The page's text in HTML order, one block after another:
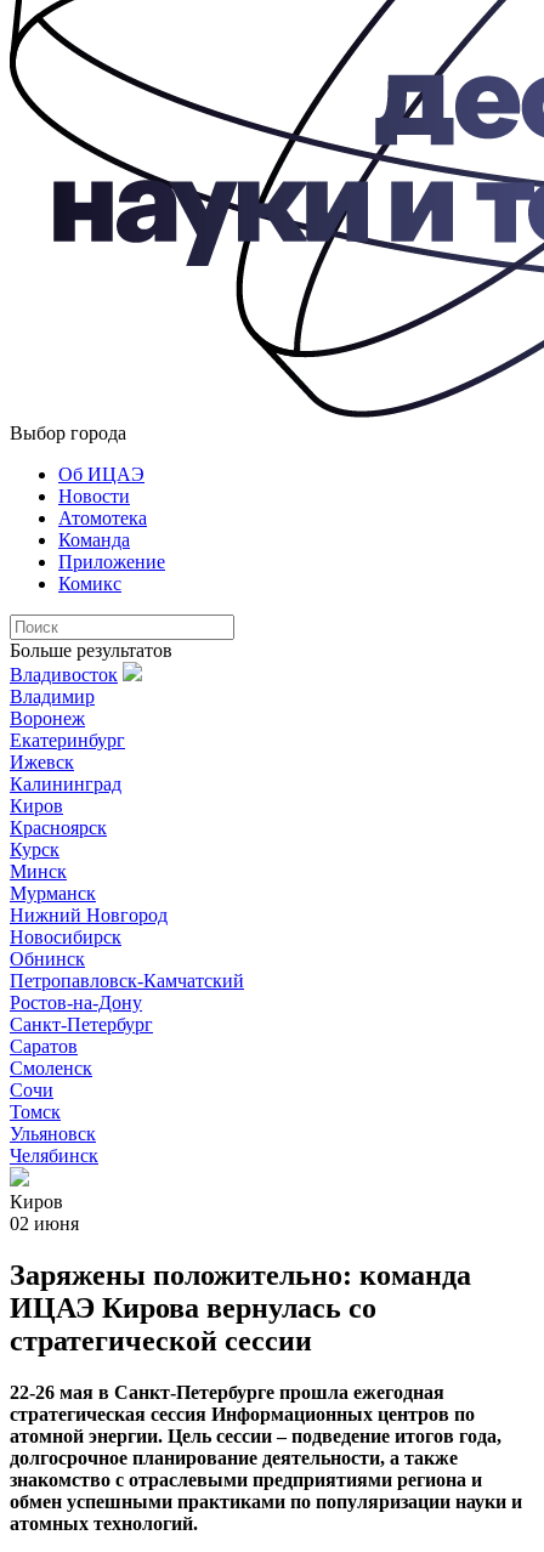
Выбор города
Об ИЦАЭ
Новости
Атомотека
Команда
Приложение
Комикс
Больше результатов
Владивосток
Владимир
Воронеж
Екатеринбург
Ижевск
Калининград
Киров
Красноярск
Курск
Минск
Мурманск
Нижний Новгород
Новосибирск
Обнинск
Петропавловск-Камчатский
Ростов-на-Дону
Санкт-Петербург
Саратов
Смоленск
Сочи
Томск
Ульяновск
Челябинск
Киров
02 июня
Заряжены положительно: команда
ИЦАЭ Кирова вернулась со
стратегической сессии
22-26 мая в Санкт-Петербурге прошла ежегодная
стратегическая сессия Информационных центров по
атомной энергии. Цель сессии – подведение итогов года,
долгосрочное планирование деятельности, а также
знакомство с отраслевыми предприятиями региона и
обмен успешными практиками по популяризации науки и
атомных технологий.